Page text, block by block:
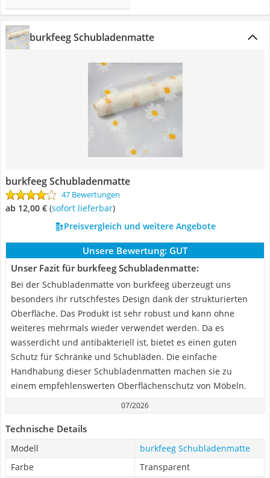
burkfeeg Schubladenmatte
burkfeeg Schubladenmatte
47 Bewertungen
ab 12,00 € ( Sofort lieferbar)
Preisvergleich und weitere Angebote
Unsere Bewertung: GUT
Unser Fazit für burkfeeg Schubladenmatte:
Bei der Schubladenmatte von burkfeeg überzeugt uns
besonders ihr rutschfestes Design dank der strukturierten
Oberfläche. Das Produkt ist sehr robust und kann ohne
weiteres mehrmals wieder verwendet werden. Da es
wasserdicht und antibakteriell ist, bietet es einen guten
Schutz für Schränke und Schubläden. Die einfache
Handhabung dieser Schubladenmatten machen sie zu
einem empfehlenswerten Oberflächenschutz von Möbeln.
07/2026
Technische Details
Modell
burkfeeg Schubladenmatte
Farbe
Transparent